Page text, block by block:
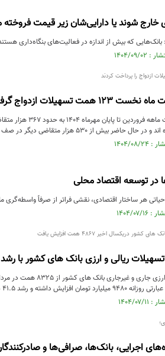
خارج شوند یا دارایی‌شان زیر قیمت
که بیش از اندازه در فعالیت‌های بنگاه‌داری
هزار متقاضی دیگر در صف دریافت تسهیلات هستند
در توسعه اقتصاد محلی
هر ساختار اقتصادی، نقشی فراتر از صرفاً واسطه‌گری
دریکسال اخیر 4867 همت افزایش یافت
و رشد 41.5 درصدی داشته است.
اجرایی، بانک‌ها، صرافی‌ها و